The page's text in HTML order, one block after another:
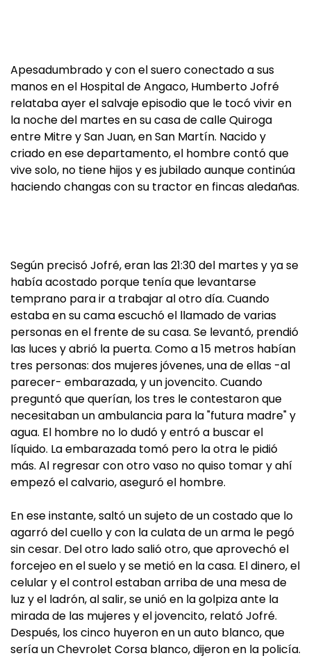
Apesadumbrado y con el suero conectado a sus
manos en el Hospital de Angaco, Humberto Jofré
relataba ayer el salvaje episodio que le tocó vivir en
la noche del martes en su casa de calle Quiroga
entre Mitre y San Juan, en San Martín. Nacido y
criado en ese departamento, el hombre contó que
vive solo, no tiene hijos y es jubilado aunque continúa
haciendo changas con su tractor en fincas aledañas.
Según precisó Jofré, eran las 21:30 del martes y ya se
había acostado porque tenía que levantarse
temprano para ir a trabajar al otro día. Cuando
estaba en su cama escuchó el llamado de varias
personas en el frente de su casa. Se levantó, prendió
las luces y abrió la puerta. Como a 15 metros habían
tres personas: dos mujeres jóvenes, una de ellas -al
parecer- embarazada, y un jovencito. Cuando
preguntó que querían, los tres le contestaron que
necesitaban un ambulancia para la "futura madre" y
agua. El hombre no lo dudó y entró a buscar el
líquido. La embarazada tomó pero la otra le pidió
más. Al regresar con otro vaso no quiso tomar y ahí
empezó el calvario, aseguró el hombre.
En ese instante, saltó un sujeto de un costado que lo
agarró del cuello y con la culata de un arma le pegó
sin cesar. Del otro lado salió otro, que aprovechó el
forcejeo en el suelo y se metió en la casa. El dinero, el
celular y el control estaban arriba de una mesa de
luz y el ladrón, al salir, se unió en la golpiza ante la
mirada de las mujeres y el jovencito, relató Jofré.
Después, los cinco huyeron en un auto blanco, que
sería un Chevrolet Corsa blanco, dijeron en la policía.